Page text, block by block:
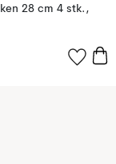
28 cm 4 stk.,